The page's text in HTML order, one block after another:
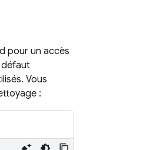
pour un accès
défaut
Vous
: